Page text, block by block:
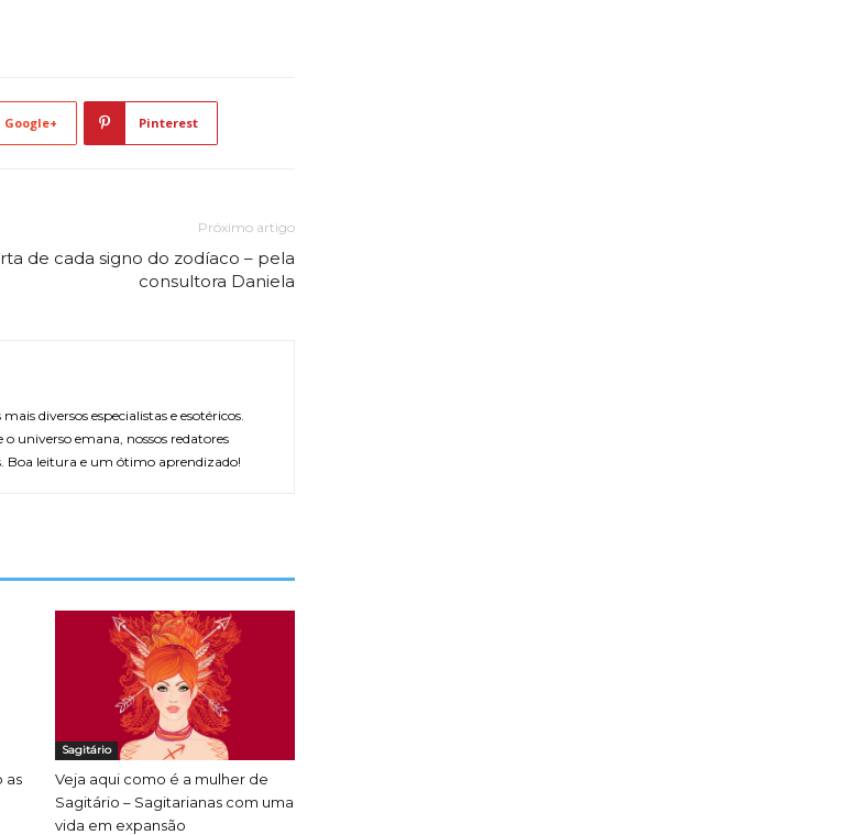
Google+ Pinterest
Próximo artigo
de cada signo do zodíaco – pela
consultora Daniela
diversos especialistas e esotéricos.
universo emana, nossos redatores
leitura e um ótimo aprendizado!
as
Sagitário
Veja aqui como é a mulher de
Sagitário – Sagitarianas com uma
vida em expansão